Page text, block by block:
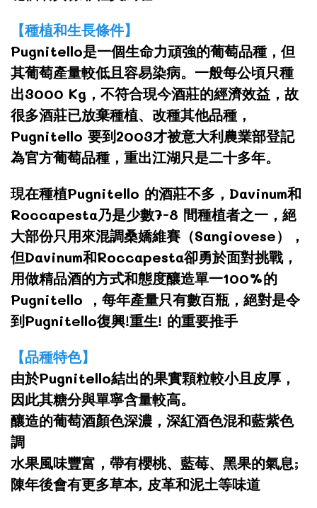
【種植和生長條件】
Pugnitello是一個生命力頑強的葡萄品種，但
其葡萄產量較低且容易染病。一般每公頃只種
出3000 Kg，不符合現今酒莊的經濟效益，故
很多酒莊已放棄種植、改種其他品種，
Pugnitello 要到2003才被意大利農業部登記
為官方葡萄品種，重出江湖只是二十多年。
現在種植Pugnitello 的酒莊不多，Davinum和
Roccapesta乃是少數7-8 間種植者之一，絕
大部份只用來混調桑嬌維賽（Sangiovese），
但Davinum和Roccapesta卻勇於面對挑戰，
用做精品酒的方式和態度釀造單一100%的
Pugnitello ，每年產量只有數百瓶，絕對是令
到Pugnitello復興!重生! 的重要推手
【品種特色】
由於Pugnitello結出的果實顆粒較小且皮厚，
因此其糖分與單寧含量較高。
釀造的葡萄酒顏色深濃，深紅酒色混和藍紫色
調
水果風味豐富，帶有櫻桃、藍莓、黑果的氣息;
陳年後會有更多草本, 皮革和泥土等味道